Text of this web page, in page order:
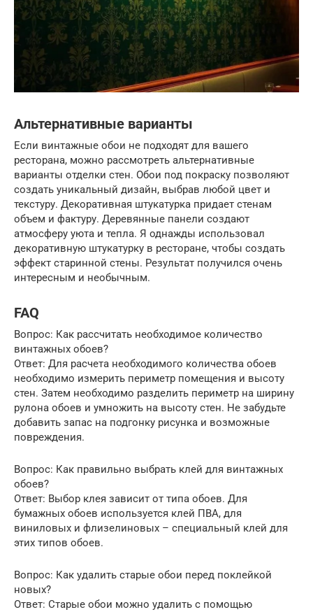
Альтернативные варианты
Если винтажные обои не подходят для вашего
ресторана, можно рассмотреть альтернативные
варианты отделки стен. Обои под покраску позволяют
создать уникальный дизайн, выбрав любой цвет и
текстуру. Декоративная штукатурка придает стенам
объем и фактуру. Деревянные панели создают
атмосферу уюта и тепла. Я однажды использовал
декоративную штукатурку в ресторане, чтобы создать
эффект старинной стены. Результат получился очень
интересным и необычным.
FAQ
Вопрос: Как рассчитать необходимое количество
винтажных обоев?
Ответ: Для расчета необходимого количества обоев
необходимо измерить периметр помещения и высоту
стен. Затем необходимо разделить периметр на ширину
рулона обоев и умножить на высоту стен. Не забудьте
добавить запас на подгонку рисунка и возможные
повреждения.
Вопрос: Как правильно выбрать клей для винтажных
обоев?
Ответ: Выбор клея зависит от типа обоев. Для
бумажных обоев используется клей ПВА, для
виниловых и флизелиновых – специальный клей для
этих типов обоев.
Вопрос: Как удалить старые обои перед поклейкой
новых?
Ответ: Старые обои можно удалить с помощью